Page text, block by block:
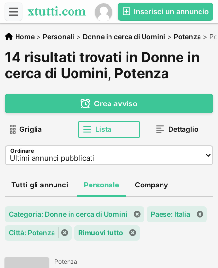
Inserisci un annuncio
Home > Personali > Donne in cerca di Uomini > Potenza >
14 risultati trovati in Donne in
cerca di Uomini, Potenza
Crea avviso
Griglia Lista Dettaglio
Ordinare
Tutti gli annunci Personale Company
Categoria: Donne in cerca di Uomini Paese: Italia
Città: Potenza Rimuovi tutto
Potenza